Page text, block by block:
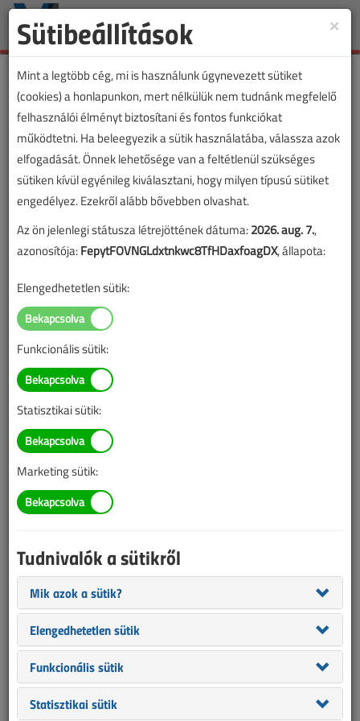
Toggle
Árváltozás előtti utolsó
lehetőség – idén még a
„régi” áron fizethet elő a VL-
re
2023. december 7. |
×
Sütibeállítások
Mint a legtöbb cég, mi is használunk úgynevezett sütiket
(cookies) a honlapunkon, mert nélkülük nem tudnánk megfelelő
felhasználói élményt biztosítani és fontos funkciókat
működtetni. Ha beleegyezik a sütik használatába, válassza azok
elfogadását. Önnek lehetősége van a feltétlenül szükséges
sütiken kívül egyénileg kiválasztani, hogy milyen típusú sütiket
engedélyez. Ezekről alább bővebben olvashat.
Az ön jelenlegi státusza létrejöttének dátuma:2026. aug. 7.,
azonosítója:FepytFOVNGLdxtnkwc8TfHDaxfoagDX, állapota:
Elengedhetetlen sütik:
Funkcionális sütik:
Statisztikai sütik:
Marketing sütik:
Tudnivalók a sütikről
Mik azok a sütik?
Elengedhetetlen sütik
Funkcionális sütik
Statisztikai sütik